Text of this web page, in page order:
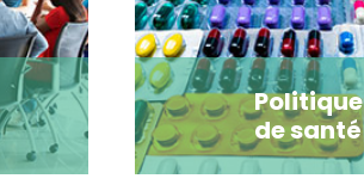
Politique
de santé